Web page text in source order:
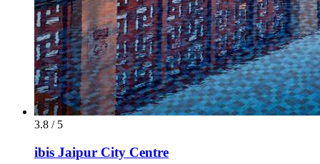
3.8 / 5
ibis Jaipur City Centre